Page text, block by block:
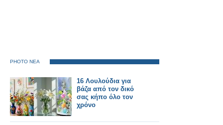
PHOTO ΝΕΑ
16 Λουλούδια για
βάζα από τον δικό
σας κήπο όλο τον
χρόνο